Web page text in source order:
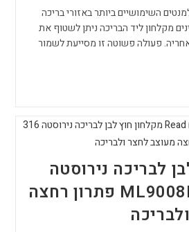
השימושיים ביותר באזורי בריכה
מקלחון ליד הבריכה ניתן לשטוף את
פעולה פשוטה זו מסייעת לשמור
לבריכה נירוסטה
316 דגם ML9008MW פתרון רחצה